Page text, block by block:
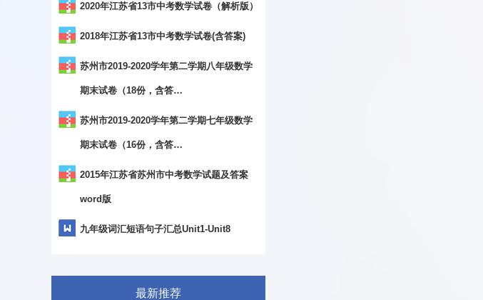
2020年江苏省13市中考数学试卷（解析版）
2018年江苏省13市中考数学试卷(含答案)
苏州市2019-2020学年第二学期八年级数学
期末试卷（18份，含答…
苏州市2019-2020学年第二学期七年级数学
期末试卷（16份，含答…
2015年江苏省苏州市中考数学试题及答案
word版
九年级词汇短语句子汇总Unit1-Unit8
最新推荐